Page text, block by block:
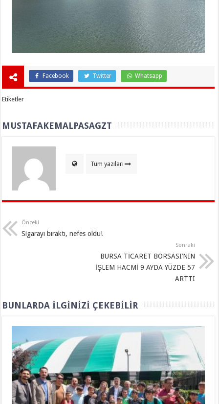
Facebook Twitter Whatsapp
Etiketler
MUSTAFAKEMALPASAGZT
Tüm yazıları
Önceki
Sigarayı bıraktı, nefes oldu!
Sonraki
BURSA TİCARET BORSASI’NIN
İŞLEM HACMİ 9 AYDA YÜZDE 57
ARTTI
BUNLARDA İLGINIZI ÇEKEBILIR